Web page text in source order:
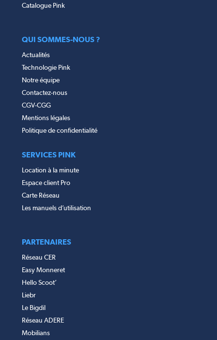
Catalogue Pink
QUI SOMMES-NOUS ?
Actualités
Technologie Pink
Notre équipe
Contactez-nous
CGV-CGG
Mentions légales
Politique de confidentialité
SERVICES PINK
Location à la minute
Espace client Pro
Carte Réseau
Les manuels d’utilisation
PARTENAIRES
Réseau CER
Easy Monneret
Hello Scoot’
Liebr
Le Bigdil
Réseau ADERE
Mobilians